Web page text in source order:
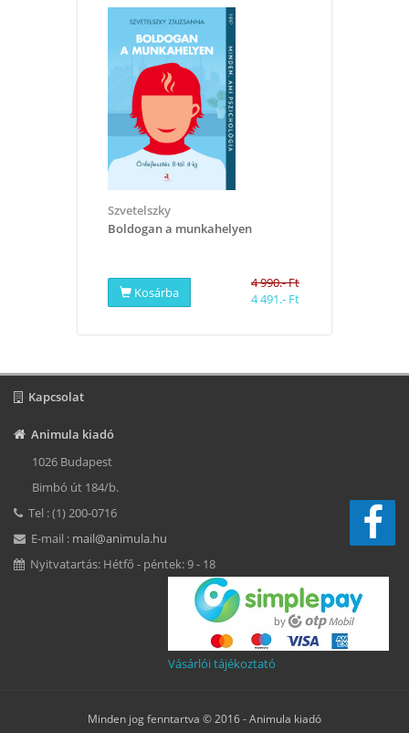
Szvetelszky
Boldogan a munkahelyen
Kosárba
4 990.- Ft
4 491.- Ft
Kapcsolat
Animula kiadó
1026 Budapest
Bimbó út 184/b.
Tel : (1) 200-0716
E-mail : mail@animula.hu
Nyitvatartás: Hétfő - péntek: 9 - 18
Vásárlói tájékoztató
Minden jog fenntartva © 2016 -Animula kiadó